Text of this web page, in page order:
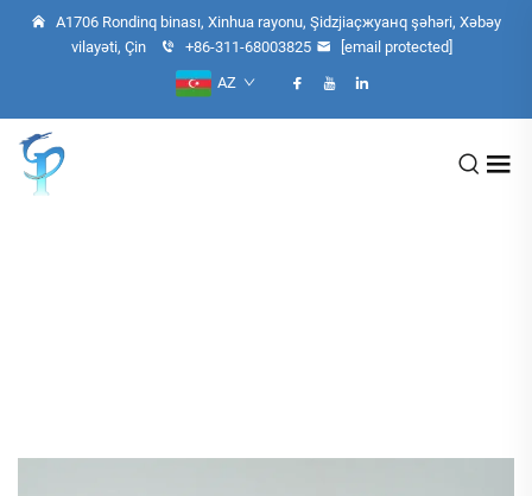
A1706 Rondinq binası, Xinhua rayonu, Şidzjiaçжуанq şəhəri, Xəbəy
vilayəti, Çin
+86-311-68003825
[email protected]
AZ